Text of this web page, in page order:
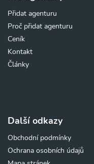
Přidat agenturu
Proč přidat agenturu
Ceník
Kontakt
Články
Další odkazy
Obchodní podmínky
Ochrana osobních údajů